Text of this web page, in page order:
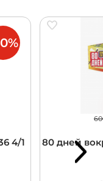
4/1
80 дней